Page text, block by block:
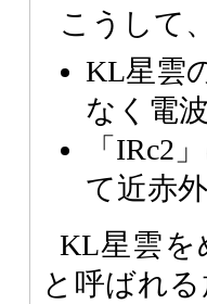
こうして
KL星雲
なく電
「IRc2
て近赤
KL星雲を
と呼ばれ